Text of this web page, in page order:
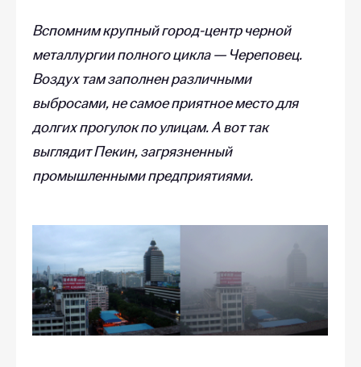
Вспомним крупный город-центр черной
металлургии полного цикла — Череповец.
Воздух там заполнен различными
выбросами, не самое приятное место для
долгих прогулок по улицам. А вот так
выглядит Пекин, загрязненный
промышленными предприятиями.